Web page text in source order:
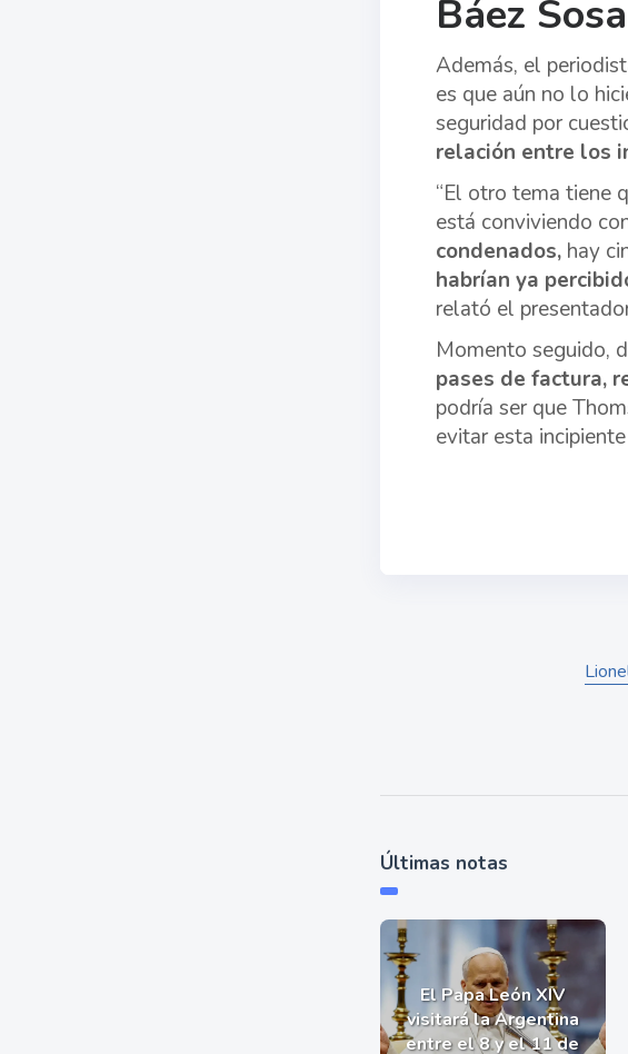
Báez Sosa
Además, el
es que aún no lo
seguridad por
relación entre los
“El otro tema tiene
está conviviendo
condenados, hay
habrían ya
relató el
Momento seguido,
pases de factura,
podría ser que
evitar esta
Últimas notas
El Papa León XIV
visitará la Argentina
entre el 8 y el 11 de